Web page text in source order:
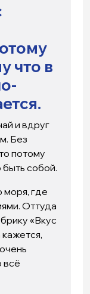
что в
и вдруг
Без
потому
быть собой.
моря, где
Оттуда
«Вкус
всё